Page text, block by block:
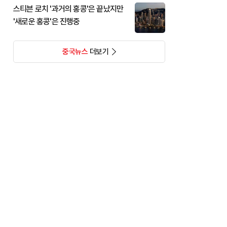
스티븐 로치 '과거의 홍콩'은 끝났지만
'새로운 홍콩'은 진행중
중국뉴스더보기